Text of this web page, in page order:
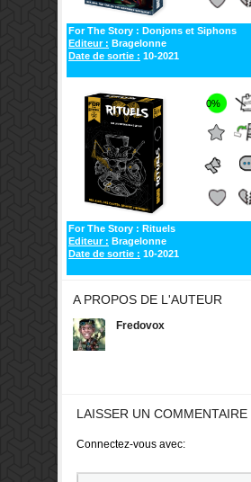
For The Story : Donjons et Siphons
Editeur : Bragelonne
Date de sortie : 10-2021
0%
For The Story : Rituels
Editeur : Bragelonne
Date de sortie : 10-2021
A PROPOS DE L'AUTEUR
Fredovox
LAISSER UN COMMENTAIRE
Connectez-vous avec: